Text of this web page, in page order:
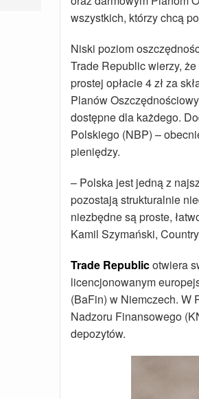
wszystkich, którzy chcą
Niski poziom
Trade Republic wierzy,
prostej opłacie 4 zł za
Planów
dostępne dla każdego.
Polskiego (NBP) –
pieniędzy.
– Polska jest jedną z
pozostają strukturalnie
niezbędne są proste,
Kamil Szymański,
Trade Republicotwiera
licencjonowanym
(BaFin) w Niemczech. W
Nadzoru Finansowego
depozytów.